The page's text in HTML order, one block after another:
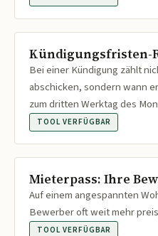
Kündigungsfristen-
Bei einer Kündigung zählt
abschicken, sondern wann
zum dritten Werktag des
TOOL VERFÜGBAR
Mieterpass: Ihre
Auf einem angespannten
Bewerber oft weit mehr
TOOL VERFÜGBAR